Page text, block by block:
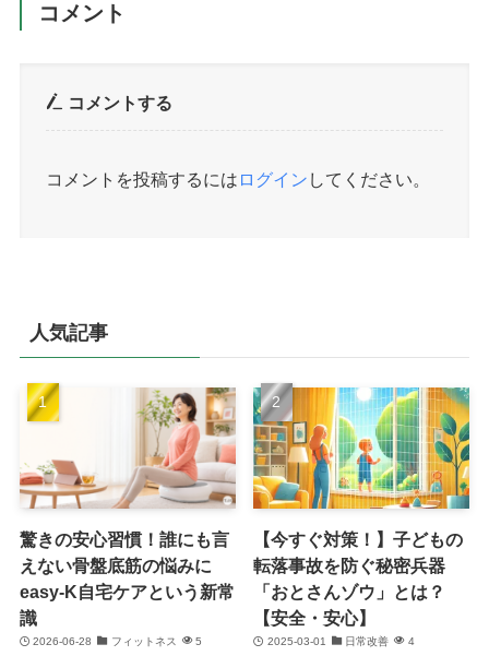
コメント
コメントする
コメントを投稿するには ログイン してください。
人気記事
驚きの安心習慣！誰にも言
えない骨盤底筋の悩みに
easy-K自宅ケアという新常
識
2026-06-28 フィットネス 5
【今すぐ対策！】子どもの
転落事故を防ぐ秘密兵器
「おとさんゾウ」とは？
【安全・安心】
2025-03-01 日常改善 4